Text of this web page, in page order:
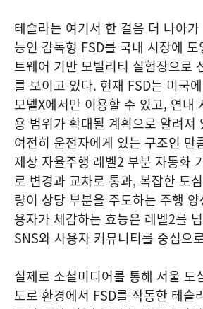
테슬라는 여기서 한 걸음 더 나아
능인 감독형 FSD를 국내 시장에
트웨어 기반 모빌리티 실험장으로
를 보이고 있다. 현재 FSD는 미국
모델X에서만 이용할 수 있고, 연내
용 범위가 확대될 계획으로 알려져
여전히 운전자에게 있는 구조인 만
제상 자율주행 레벨2 부분 자동화
로 변경과 교차로 통과, 복잡한 도
량이 상당 부분을 주도하는 주행
용자가 체감하는 효능은 레벨2를
SNS와 사용자 커뮤니티를 중심으
실제로 소셜미디어를 통해 서울 도
도로 환경에서 FSD를 작동한 테슬